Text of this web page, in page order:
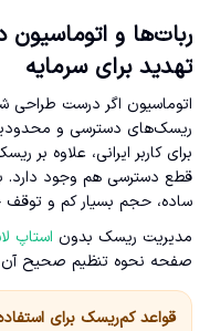
تهدید برای سرمایه
اتوماسیون اگر درست طراحی
ریسک‌های دسترسی و
برای کاربر ایرانی، علاوه بر
قطع دسترسی هم وجود دارد.
ساده، حجم بسیار کم و توقف
مدیریت ریسک بدون استاپ
صفحه نحوه تنظیم صحیح آن
قواعد کم‌ریسک برای